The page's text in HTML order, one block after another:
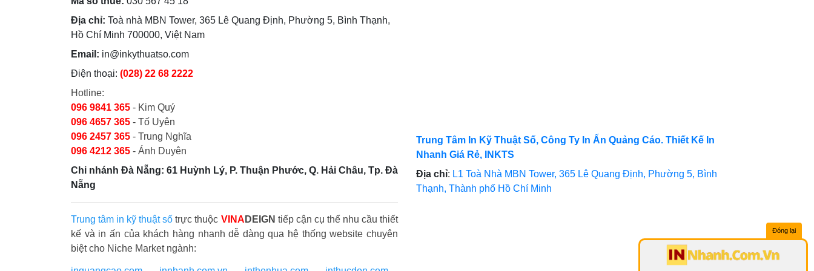
Địa chỉ: Toà nhà MBN Tower, 365 Lê Quang Định, Phường 5, Bình Thạnh,
Hồ Chí Minh 700000, Việt Nam
Email: in@inkythuatso.com
Điện thoại: (028) 22 68 2222
Hotline:
096 9841 365 - Kim Quý
096 4657 365 - Tố Uyên
096 2457 365 - Trung Nghĩa
096 4212 365 - Ánh Duyên
Chi nhánh Đà Nẵng: 61 Huỳnh Lý, P. Thuận Phước, Q. Hải Châu, Tp. Đà
Nẵng
Trung tâm in kỹ thuật số trực thuộc VINA DEIGN tiếp cận cụ thể nhu cầu thiết
kế và in ấn của khách hàng nhanh dễ dàng qua hệ thống website chuyên
biệt cho Niche Market ngành:
Trung Tâm In Kỹ Thuật Số, Công Ty In Ấn Quảng Cáo. Thiết Kế In
Nhanh Giá Rẻ, INKTS
Địa chỉ: L1 Toà Nhà MBN Tower, 365 Lê Quang Định, Phường 5, Bình
Thạnh, Thành phố Hồ Chí Minh
Đóng lại